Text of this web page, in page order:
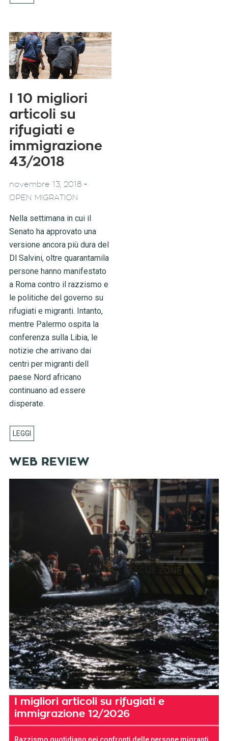
I 10 migliori
articoli su
rifugiati e
immigrazione
43/2018
novembre 13, 2018 -
OPEN MIGRATION
Nella settimana in cui il
Senato ha approvato una
versione ancora più dura del
Dl Salvini, oltre quarantamila
persone hanno manifestato
a Roma contro il razzismo e
le politiche del governo su
rifugiati e migranti. Intanto,
mentre Palermo ospita la
conferenza sulla Libia, le
notizie che arrivano dai
centri per migranti dell
paese Nord africano
continuano ad essere
disperate.
WEB REVIEW
I migliori articoli su rifugiati e
immigrazione 12/2026
Razzismo quotidiano nei confronti delle persone migranti